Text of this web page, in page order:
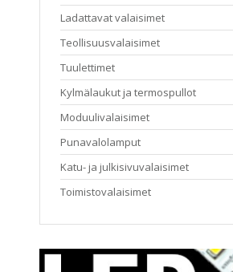
Ladattavat valaisimet
Teollisuusvalaisimet
Tuulettimet
Kylmälaukut ja termospullot
Moduulivalaisimet
Punavalolamput
Katu- ja julkisivuvalaisimet
Toimistovalaisimet